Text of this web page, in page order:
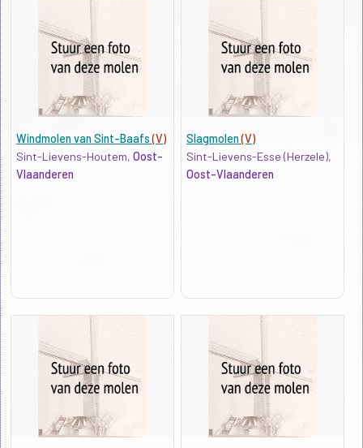
Windmolen van Sint-Baafs(V)
Sint-Lievens-Houtem, Oost-
Vlaanderen
Slagmolen(V)
Sint-Lievens-Esse (Herzele),
Oost-Vlaanderen